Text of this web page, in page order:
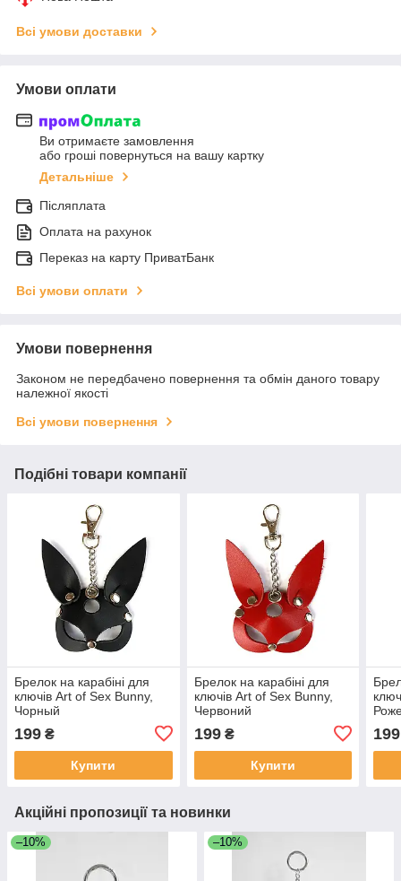
Всі умови доставки
Умови оплати
Ви отримаєте замовлення
або гроші повернуться на вашу картку
Детальніше
Післяплата
Оплата на рахунок
Переказ на карту ПриватБанк
Всі умови оплати
Умови повернення
Законом не передбачено повернення та обмін даного товару
належної якості
Всі умови повернення
Подібні товари компанії
Брелок на карабіні для
ключів Art of Sex Bunny,
Чорный
199 ₴
Купити
Брелок на карабіні для
ключів Art of Sex Bunny,
Червоний
199₴
Купити
199
Акційні пропозиції та новинки
–10% –10%